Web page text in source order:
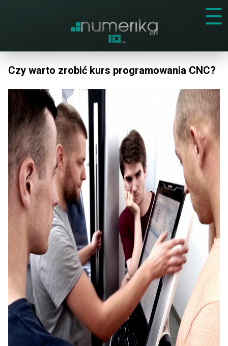
Czy warto zrobić kurs programowania CNC?